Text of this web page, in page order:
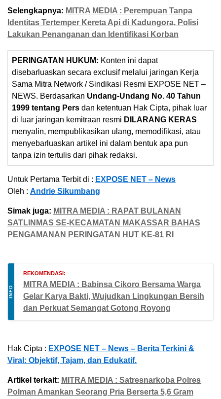
Selengkapnya: MITRA MEDIA : Perempuan Tanpa
Identitas Tertemper Kereta Api di Kadungora, Polisi
Lakukan Penanganan dan Identifikasi Korban
PERINGATAN HUKUM: Konten ini dapat
disebarluaskan secara exclusif melalui jaringan Kerja
Sama Mitra Network / Sindikasi Resmi EXPOSE NET –
NEWS. Berdasarkan Undang-Undang No. 40 Tahun
1999 tentang Pers dan ketentuan Hak Cipta, pihak luar
di luar jaringan kemitraan resmi DILARANG KERAS
menyalin, mempublikasikan ulang, memodifikasi, atau
menyebarluaskan artikel ini dalam bentuk apa pun
tanpa izin tertulis dari pihak redaksi.
Untuk Pertama Terbit di : EXPOSE NET – News
Oleh : Andrie Sikumbang
Simak juga: MITRA MEDIA : RAPAT BULANAN
SATLINMAS SE-KECAMATAN MAKASSAR BAHAS
PENGAMANAN PERINGATAN HUT KE-81 RI
INFO
REKOMENDASI:
MITRA MEDIA : Babinsa Cikoro Bersama Warga
Gelar Karya Bakti, Wujudkan Lingkungan Bersih
dan Perkuat Semangat Gotong Royong
Hak Cipta : EXPOSE NET – News – Berita Terkini &
Viral: Objektif, Tajam, dan Edukatif.
Artikel terkait: MITRA MEDIA : Satresnarkoba Polres
Polman Amankan Seorang Pria Berserta 5,6 Gram